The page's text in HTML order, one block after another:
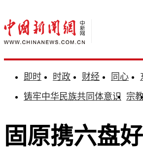
即时 时政 财经 同心
铸牢中华民族共同体意识 宗
固原携六盘